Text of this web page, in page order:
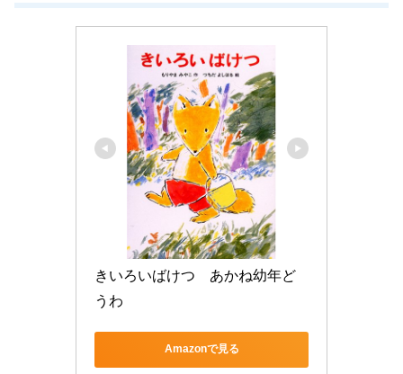
きいろいばけつ　あかね幼年ど
うわ
Amazonで見る